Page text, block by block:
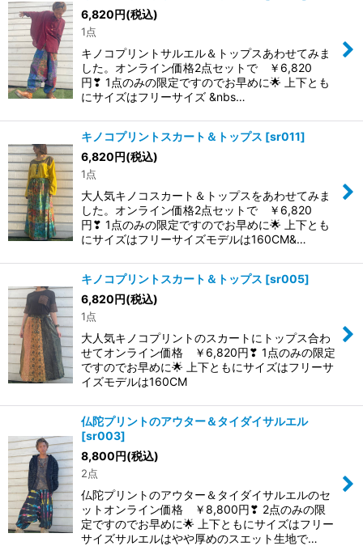
6,820円(税込)
1点
キノコプリントサルエル＆トップスあわせてみま
した。オンライン価格2点セットで ￥6,820
円❣ 1点のみの限定ですのでお早めに🌟 上下とも
にサイズはフリーサイズ &nbs…
キノコプリントスカート＆トップス [sr011]
6,820円(税込)
1点
大人気キノコスカート＆トップスをあわせてみま
した。オンライン価格2点セットで ￥6,820
円❣ 1点のみの限定ですのでお早めに🌟 上下とも
にサイズはフリーサイズモデルは160CM&…
キノコプリントスカート＆トップス [sr005]
6,820円(税込)
1点
大人気キノコプリントのスカートにトップス合わ
せてオンライン価格 ￥6,820円❣ 1点のみの限定
ですのでお早めに🌟 上下ともにサイズはフリーサ
イズモデルは160CM
仏陀プリントのアウター＆タイダイサルエル
[sr003]
8,800円(税込)
2点
仏陀プリントのアウター＆タイダイサルエルのセ
ットオンライン価格 ￥8,800円❣ 2点のみの限
定ですのでお早めに🌟 上下ともにサイズはフリー
サイズサルエルはやや厚めのスエット生地で…